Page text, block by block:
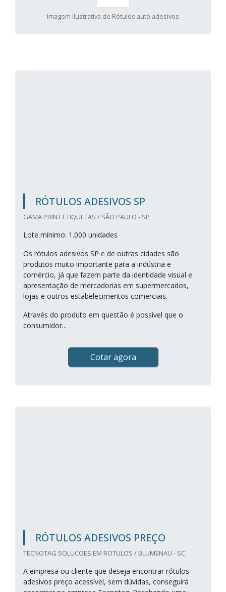
Imagem ilustrativa de Rótulos auto adesivos
RÓTULOS ADESIVOS SP
GAMA PRINT ETIQUETAS / SÃO PAULO - SP
Lote mínimo: 1.000 unidades
Os rótulos adesivos SP e de outras cidades são
produtos muito importante para a indústria e
comércio, já que fazem parte da identidade visual e
apresentação de mercadorias em supermercados,
lojas e outros estabelecimentos comerciais.
Através do produto em questão é possível que o
consumidor...
Cotar agora
RÓTULOS ADESIVOS PREÇO
TECNOTAG SOLUCOES EM ROTULOS / BLUMENAU - SC
A empresa ou cliente que deseja encontrar rótulos
adesivos preço acessível, sem dúvidas, conseguirá